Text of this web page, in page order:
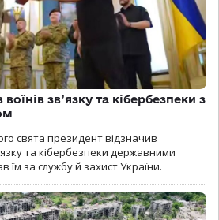
зв’язку та кібербезпеки з
свята президент відзначив
та кібербезпеки державними
їм за службу й захист України.